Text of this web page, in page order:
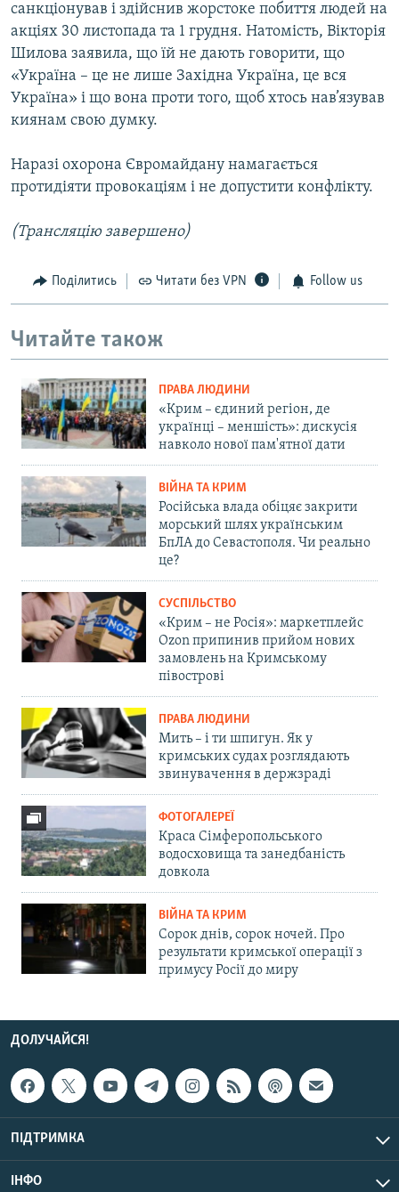
санкціонував і здійснив жорстоке побиття людей на
акціях 30 листопада та 1 грудня. Натомість, Вікторія
Шилова заявила, що їй не дають говорити, що
«Україна – це не лише Західна Україна, це вся
Україна» і що вона проти того, щоб хтось нав’язував
киянам свою думку.
Наразі охорона Євромайдану намагається
протидіяти провокаціям і не допустити конфлікту.
(Трансляцію завершено)
Поділитись Читати без VPN Follow us
Читайте також
ПРАВА ЛЮДИНИ
«Крим – єдиний регіон, де
українці – меншість»: дискусія
навколо нової пам'ятної дати
ВІЙНА ТА КРИМ
Російська влада обіцяє закрити
морський шлях українським
БпЛА до Севастополя. Чи реально
це?
СУСПІЛЬСТВО
«Крим – не Росія»: маркетплейс
Ozon припинив прийом нових
замовлень на Кримському
півострові
ПРАВА ЛЮДИНИ
Мить – і ти шпигун. Як у
кримських судах розглядають
звинувачення в держзраді
ФОТОГАЛЕРЕЇ
Краса Сімферопольського
водосховища та занедбаність
довкола
ВІЙНА ТА КРИМ
Сорок днів, сорок ночей. Про
результати кримської операції з
примусу Росії до миру
ДОЛУЧАЙСЯ!
ПІДТРИМКА
ІНФО